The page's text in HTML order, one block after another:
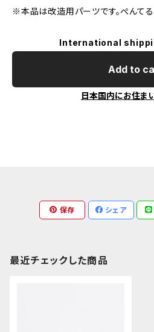
※本品は改造用パーツです。ぺんて
International
Add to
日本国内にお住ま
保存 シェア
最近チェックした商品